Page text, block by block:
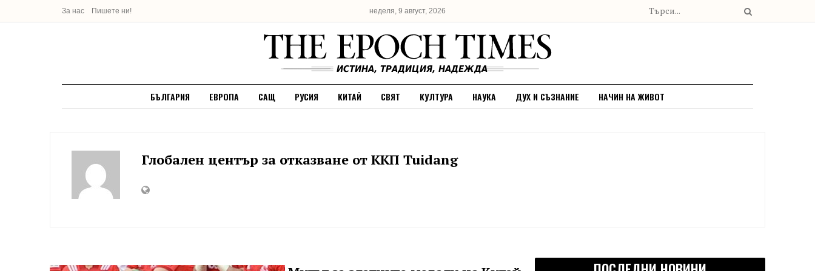
За нас Пишете ни! неделя, 9 август, 2026
БЪЛГАРИЯ ЕВРОПА САЩ РУСИЯ КИТАЙ СВЯТ КУЛТУРА НАУКА ДУХ И СЪЗНАНИЕ НАЧИН НА ЖИВОТ
Глобален център за отказване от ККП Tuidang